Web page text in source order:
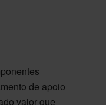
de apoio
valor que